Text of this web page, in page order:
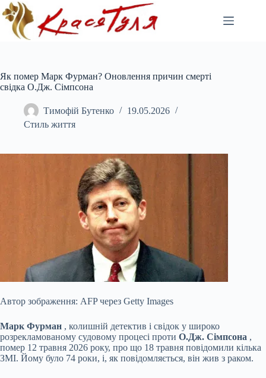
Перейти
до
вмісту
Як помер Марк Фурман? Оновлення причин смерті
свідка О.Дж. Сімпсона
Тимофій Бутенко
19.05.2026
Стиль життя
Автор зображення: AFP через Getty Images
Марк Фурман , колишній детектив і свідок у широко
розрекламованому судовому процесі проти О.Дж. Сімпсона ,
помер 12 травня 2026 року, про що 18 травня повідомили кілька
ЗМІ. Йому було 74 роки, і, як повідомляється, він жив з раком.